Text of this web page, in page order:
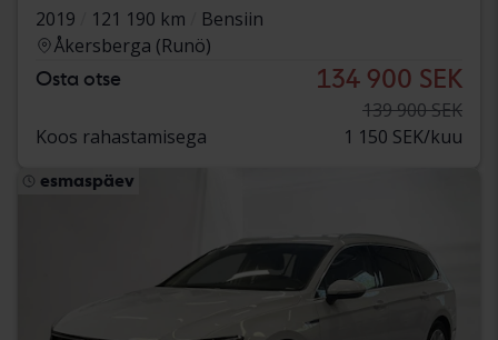
2019
121 190 km
Bensiin
Åkersberga (Runö)
Osta otse 134 900 SEK
139 900 SEK
Koos rahastamisega
1 150 SEK/kuu
esmaspäev